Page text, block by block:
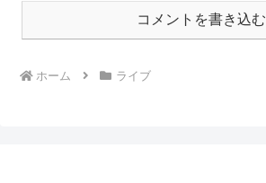
コメントを書き込む
ホーム ライブ